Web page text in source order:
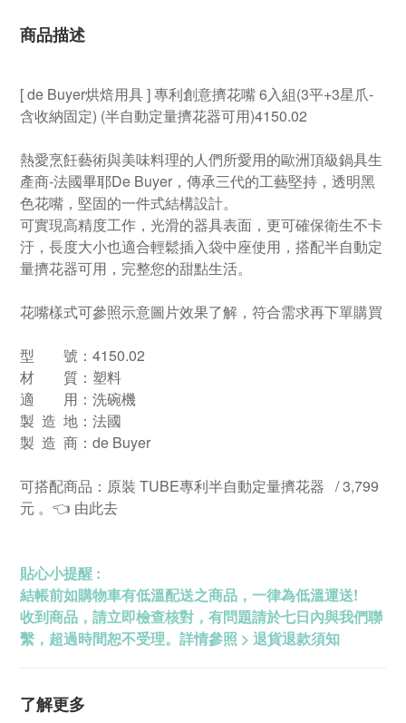
商品描述
[ de Buyer烘焙用具 ] 專利創意擠花嘴 6入組(3平+3星爪-
含收納固定) (半自動定量擠花器可用)4150.02
熱愛烹飪藝術與美味料理的人們所愛用的歐洲頂級鍋具生
產商-法國畢耶De Buyer，傳承三代的工藝堅持，透明黑
色花嘴，堅固的一件式結構設計。
可實現高精度工作，光滑的器具表面，更可確保衛生不卡
汙，長度大小也適合輕鬆插入袋中座使用，搭配半自動定
量擠花器可用，完整您的甜點生活。
花嘴樣式可參照示意圖片效果了解，符合需求再下單購買
型 號：4150.02
材 質：塑料
適 用：洗碗機
製 造 地：法國
製 造 商：de Buyer
可搭配商品：原裝 TUBE專利半自動定量擠花器 / 3,799
元 。 👈 由此去
貼心小提醒 :
結帳前如購物車有低溫配送之商品，一律為低溫運送!
收到商品，請立即檢查核對，有問題請於七日內與我們聯
繫，超過時間恕不受理。詳情參照 > 退貨退款須知
了解更多